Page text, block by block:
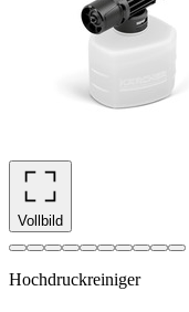
Vollbild
Hochdruckreiniger